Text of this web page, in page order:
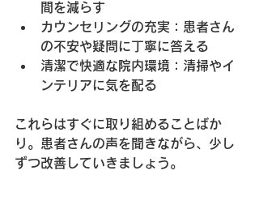
間を減らす
カウンセリングの充実：患者さん
の不安や疑問に丁寧に答える
清潔で快適な院内環境：清掃やイ
ンテリアに気を配る
これらはすぐに取り組めることばか
り。患者さんの声を聞きながら、少し
ずつ改善していきましょう。